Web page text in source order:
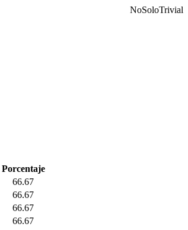
NoSoloTrivial
Porcentaje
66.67
66.67
66.67
66.67